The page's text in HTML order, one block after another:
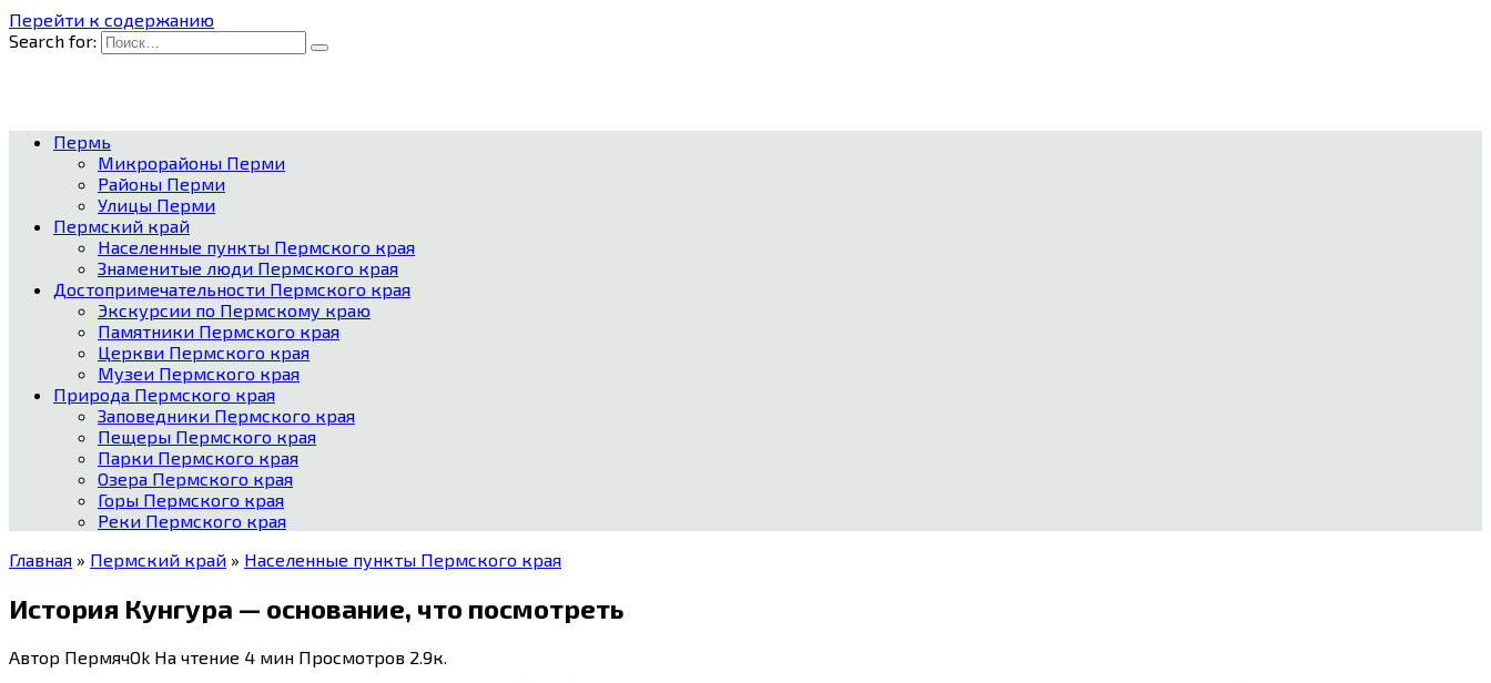
Перейти к содержанию
Search for:
Пермь
Микрорайоны Перми
Районы Перми
Улицы Перми
Пермский край
Населенные пункты Пермского края
Знаменитые люди Пермского края
Достопримечательности Пермского края
Экскурсии по Пермскому краю
Памятники Пермского края
Церкви Пермского края
Музеи Пермского края
Природа Пермского края
Заповедники Пермского края
Пещеры Пермского края
Парки Пермского края
Озера Пермского края
Горы Пермского края
Реки Пермского края
Главная » Пермский край » Населенные пункты Пермского края
История Кунгура — основание, что посмотреть
Автор ПермячOk На чтение 4 мин Просмотров 2.9к.